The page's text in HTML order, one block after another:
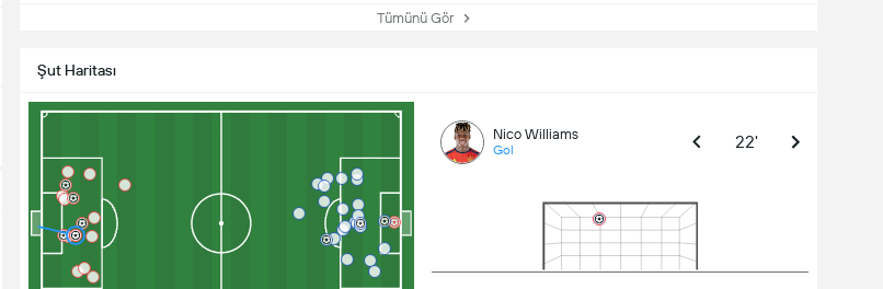
Tümünü Gör
Şut Haritası
Nico Williams
Gol 22'